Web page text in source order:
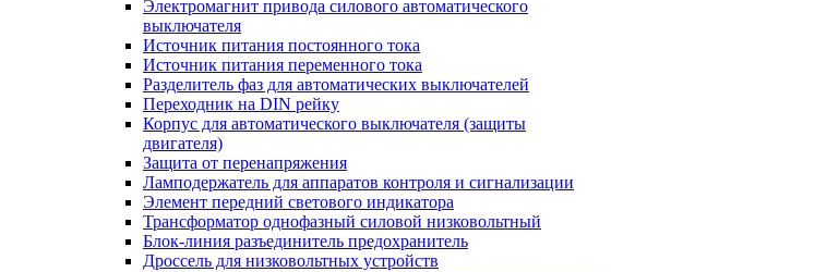
Электромагнит привода силового автоматического
выключателя
Источник питания постоянного тока
Источник питания переменного тока
Разделитель фаз для автоматических выключателей
Переходник на DIN рейку
Корпус для автоматического выключателя (защиты
двигателя)
Защита от перенапряжения
Ламподержатель для аппаратов контроля и сигнализации
Элемент передний светового индикатора
Трансформатор однофазный силовой низковольтный
Блок-линия разъединитель предохранитель
Дроссель для низковольтных устройств